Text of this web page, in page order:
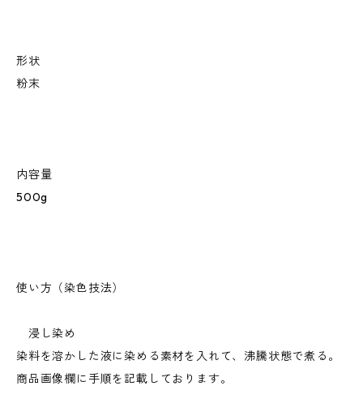
形状
粉末
内容量
500g
使い方（染色技法）
浸し染め
染料を溶かした液に染める素材を入れて、沸騰状態で煮る。
商品画像欄に手順を記載しております。